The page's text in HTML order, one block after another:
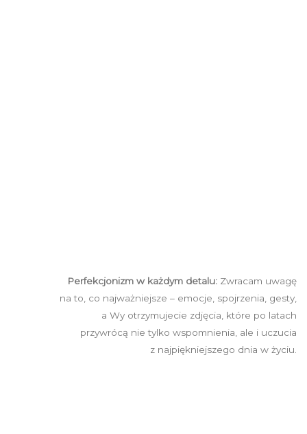
Perfekcjonizm w każdym detalu: Zwracam uwagę
na to, co najważniejsze – emocje, spojrzenia, gesty,
a Wy otrzymujecie zdjęcia, które po latach
przywrócą nie tylko wspomnienia, ale i uczucia
z najpiękniejszego dnia w życiu.